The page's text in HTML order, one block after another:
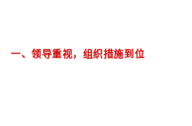
一、领导重视，组织措施到位